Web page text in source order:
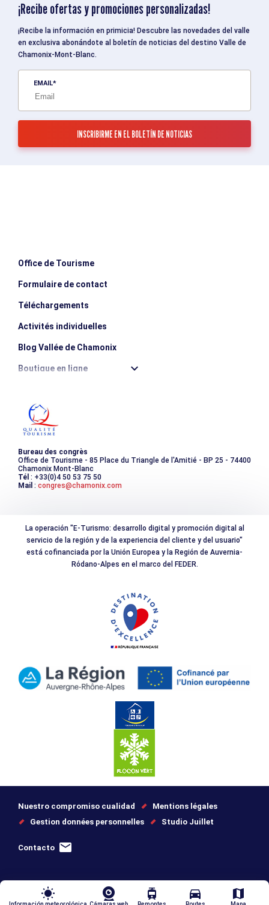
¡Recibe ofertas y promociones personalizadas!
¡Recibe la información en primicia! Descubre las novedades del valle
en exclusiva abonándote al boletín de noticias del destino Valle de
Chamonix-Mont-Blanc.
EMAIL
Office de Tourisme
Formulaire de contact
Téléchargements
Activités individuelles
Blog Vallée de Chamonix
Boutique en ligne
Les incontournables
Photothèque
Bureau des congrès
Office de Tourisme - 85 Place du Triangle de l'Amitié - BP 25 - 74400
Chamonix Mont-Blanc
Tél : +33(0)4 50 53 75 50
Mail : congres@chamonix.com
La operación "E-Turismo: desarrollo digital y promoción digital al
servicio de la región y de la experiencia del cliente y del usuario"
está cofinanciada por la Unión Europea y la Región de Auvernia-
Ródano-Alpes en el marco del FEDER.
Nuestro compromiso cualidad
Mentions légales
Gestion données personnelles
Studio Juillet
Contacto
wb_sunny tram directions_car map